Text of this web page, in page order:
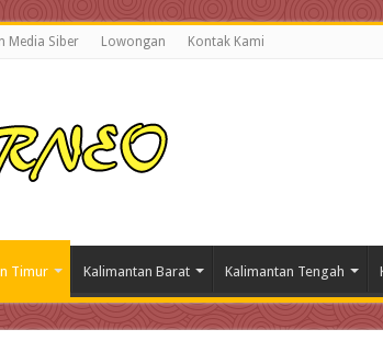
Media Siber Lowongan Kontak Kami
Timur Kalimantan Barat Kalimantan Tengah